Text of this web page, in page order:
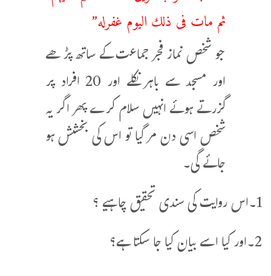
ثم مات فى ذلك اليوم غفرله”
جو شخص نماز فجر جماعت کے ساتھ پڑھے
اور مسجد سے باہر نکلے اور 20 افراد پر
گزرتے ہوئے انہیں سلام کرے پھر اگر یہ
شخص اسی دن مر گیا تو اس کی بخشش ہو
جائے گی۔
1۔اس روایت کی سندی تحقیق چاہیے ؟
2۔اور کیا اسے بیان کیا جا سکتا ہے؟